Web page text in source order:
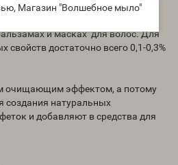
Магазин "Волшебное мыло"
их структуру, а
Поэтому его широко
и масках для волос. Для
достаточно всего 0,1-0,3%
очищающим эффектом, а потому
создания натуральных
и добавляют в средства для